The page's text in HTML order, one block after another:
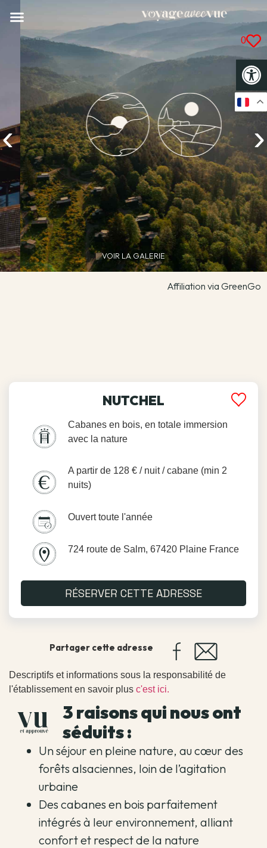
0
‹ ›
VOIR LA GALERIE
Affiliation via GreenGo
NUTCHEL
Cabanes en bois, en totale immersion
avec la nature
A partir de 128 € / nuit / cabane (min 2
nuits)
Ouvert toute l'année
724 route de Salm, 67420 Plaine France
RÉSERVER CETTE ADRESSE
Partager cette adresse
Descriptifs et informations sous la responsabilité de
l'établissement en savoir plus c'est ici.
3 raisons qui nous ont
séduits :
Un séjour en pleine nature, au cœur des
forêts alsaciennes, loin de l’agitation
urbaine
Des cabanes en bois parfaitement
intégrés à leur environnement, alliant
confort et respect de la nature